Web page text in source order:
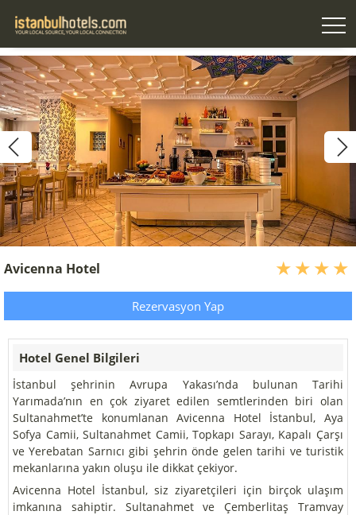
Avicenna Hotel
Rezervasyon Yap
Hotel Genel Bilgileri
İstanbul şehrinin Avrupa Yakası’nda bulunan Tarihi
Yarımada’nın en çok ziyaret edilen semtlerinden biri olan
Sultanahmet’te konumlanan Avicenna Hotel İstanbul, Aya
Sofya Camii, Sultanahmet Camii, Topkapı Sarayı, Kapalı Çarşı
ve Yerebatan Sarnıcı gibi şehrin önde gelen tarihi ve turistik
mekanlarına yakın oluşu ile dikkat çekiyor.
Avicenna Hotel İstanbul, siz ziyaretçileri için birçok ulaşım
imkanına sahiptir. Sultanahmet ve Çemberlitaş Tramvay